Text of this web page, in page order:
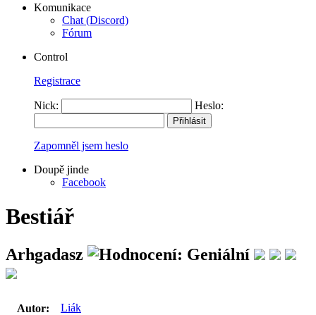
Komunikace
Chat (Discord)
Fórum
Control
Registrace
Nick: Heslo:
Zapomněl jsem heslo
Doupě jinde
Facebook
Bestiář
Arhgadasz
Autor:
Liák